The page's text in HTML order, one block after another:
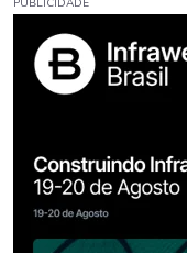
PUBLICIDADE